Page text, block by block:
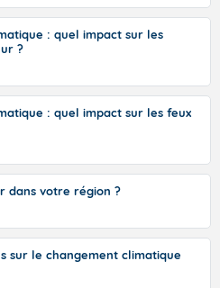
: quel impact sur les
?
: quel impact sur les feux
dans votre région ?
sur le changement climatique